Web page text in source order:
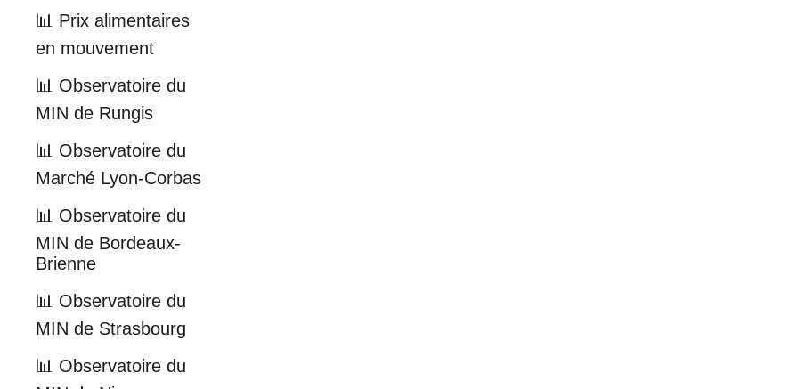
📊 Prix alimentaires
en mouvement
📊 Observatoire du
MIN de Rungis
📊 Observatoire du
Marché Lyon-Corbas
📊 Observatoire du
MIN de Bordeaux-
Brienne
📊 Observatoire du
MIN de Strasbourg
📊 Observatoire du